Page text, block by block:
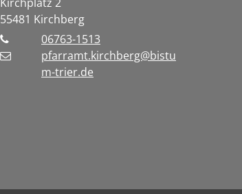
55481 Kirchberg
06763-1513
pfarramt.kirchberg@bistu
m-trier.de